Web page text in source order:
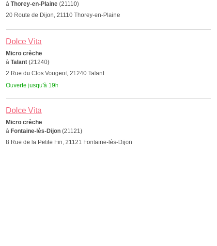
à Thorey-en-Plaine (21110)
20 Route de Dijon, 21110 Thorey-en-Plaine
Dolce Vita
Micro crèche
à Talant (21240)
2 Rue du Clos Vougeot, 21240 Talant
Ouverte jusqu'à 19h
Dolce Vita
Micro crèche
à Fontaine-lès-Dijon (21121)
8 Rue de la Petite Fin, 21121 Fontaine-lès-Dijon